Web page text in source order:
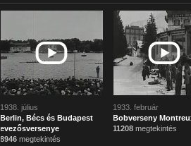
1938. július
Berlin, Bécs és Budapest
evezősversenye
8946 megtekintés
1933. február
Bobverseny
11208 megtekintés